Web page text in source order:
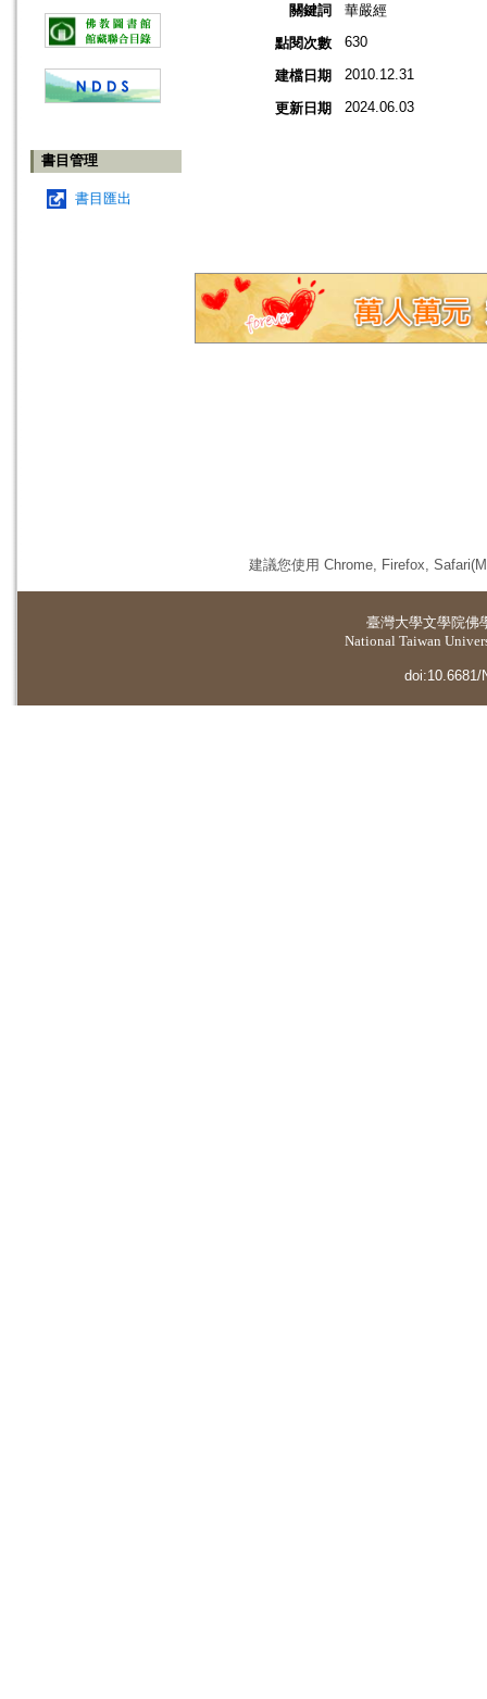
書目管理
書目匯出
關鍵詞
華嚴經
點閱次數
630
建檔日期 2010.12.31
更新日期 2024.06.03
建議您使用 Chrome, Firefox,
臺灣大學文學院佛
National Taiwan
doi:10.6681/